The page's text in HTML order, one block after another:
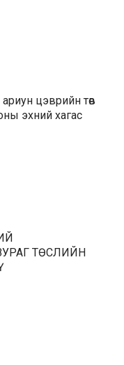
цэврийн төв
эхний хагас
ТӨСЛИЙН